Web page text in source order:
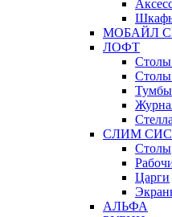
МОБАЙЛ
ЛОФТ
Столы
Столы
Тумбы
СЛИМ
Столы
Царги
АЛЬФА